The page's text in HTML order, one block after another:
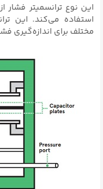
این نوع ترانسمیتر فشار
استفاده می‌کند. این
مختلف برای اندازه‌گیری